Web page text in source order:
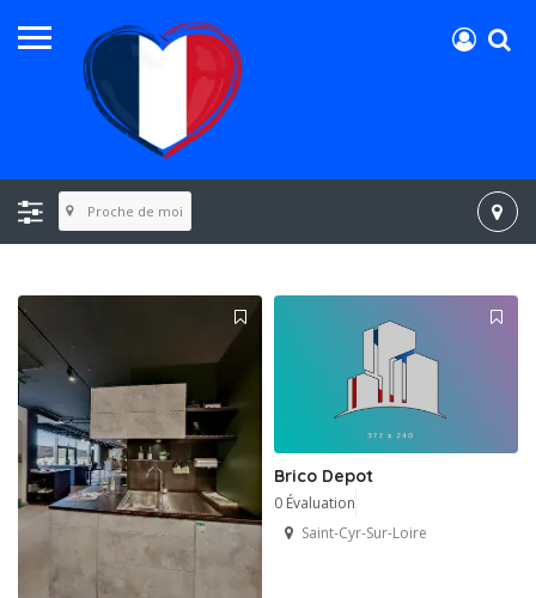
Proche de moi
Brico Depot
0 Évaluation
Saint-Cyr-Sur-Loire